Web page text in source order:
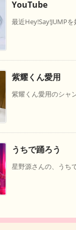
YouTube
最近Hey!Say!JUMP
紫耀くん愛用
紫耀くん愛用のシャ
うちで踊ろう
星野源さんの、うち